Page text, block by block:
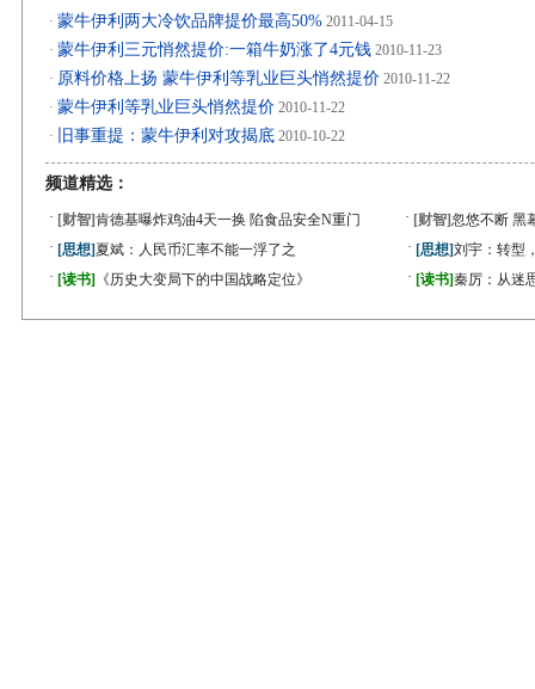
· 蒙牛伊利两大冷饮品牌提价最高50% 2011-04-15
· 蒙牛伊利三元悄然提价:一箱牛奶涨了4元钱 2010-11-23
· 原料价格上扬 蒙牛伊利等乳业巨头悄然提价 2010-11-22
· 蒙牛伊利等乳业巨头悄然提价 2010-11-22
·
旧事重提：蒙牛伊利对攻揭底 2010-10-22
频道精选：
· [财智]肯德基曝炸鸡油4天一换 陷食品安全N重门 · [财智]忽悠不断 黑
· [思想]夏斌：人民币汇率不能一浮了之 · [思想]刘宇：转型
· [读书] 《历史大变局下的中国战略定位》 · [读书]秦厉：从迷